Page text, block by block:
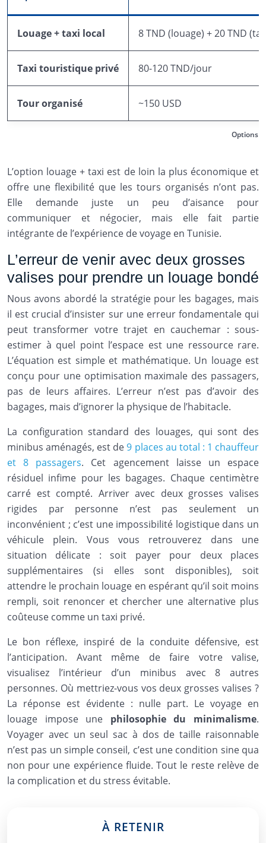
Options
Louage + taxi local 8 TND (louage) + 20 TND
Taxi touristique privé 80-120 TND/jour
Tour organisé ~150 USD
L’option louage + taxi est de loin la plus économique et
offre une flexibilité que les tours organisés n’ont pas.
Elle demande juste un peu d’aisance pour
communiquer et négocier, mais elle fait partie
intégrante de l’expérience de voyage en Tunisie.
L’erreur de venir avec deux grosses
valises pour prendre un louage bondé
Nous avons abordé la stratégie pour les bagages, mais
il est crucial d’insister sur une erreur fondamentale qui
peut transformer votre trajet en cauchemar : sous-
estimer à quel point l’espace est une ressource rare.
L’équation est simple et mathématique. Un louage est
conçu pour une optimisation maximale des passagers,
pas de leurs affaires. L’erreur n’est pas d’avoir des
bagages, mais d’ignorer la physique de l’habitacle.
La configuration standard des louages, qui sont des
minibus aménagés, est de9 places au total : 1 chauffeur
et 8 passagers. Cet agencement laisse un espace
résiduel infime pour les bagages. Chaque centimètre
carré est compté. Arriver avec deux grosses valises
rigides par personne n’est pas seulement un
inconvénient ; c’est une impossibilité logistique dans un
véhicule plein. Vous vous retrouverez dans une
situation délicate : soit payer pour deux places
supplémentaires (si elles sont disponibles), soit
attendre le prochain louage en espérant qu’il soit moins
rempli, soit renoncer et chercher une alternative plus
coûteuse comme un taxi privé.
Le bon réflexe, inspiré de la conduite défensive, est
l’anticipation. Avant même de faire votre valise,
visualisez l’intérieur d’un minibus avec 8 autres
personnes. Où mettriez-vous vos deux grosses valises ?
La réponse est évidente : nulle part. Le voyage en
louage impose une philosophie du minimalisme.
Voyager avec un seul sac à dos de taille raisonnable
n’est pas un simple conseil, c’est une condition sine qua
non pour une expérience fluide. Tout le reste relève de
la complication et du stress évitable.
À RETENIR